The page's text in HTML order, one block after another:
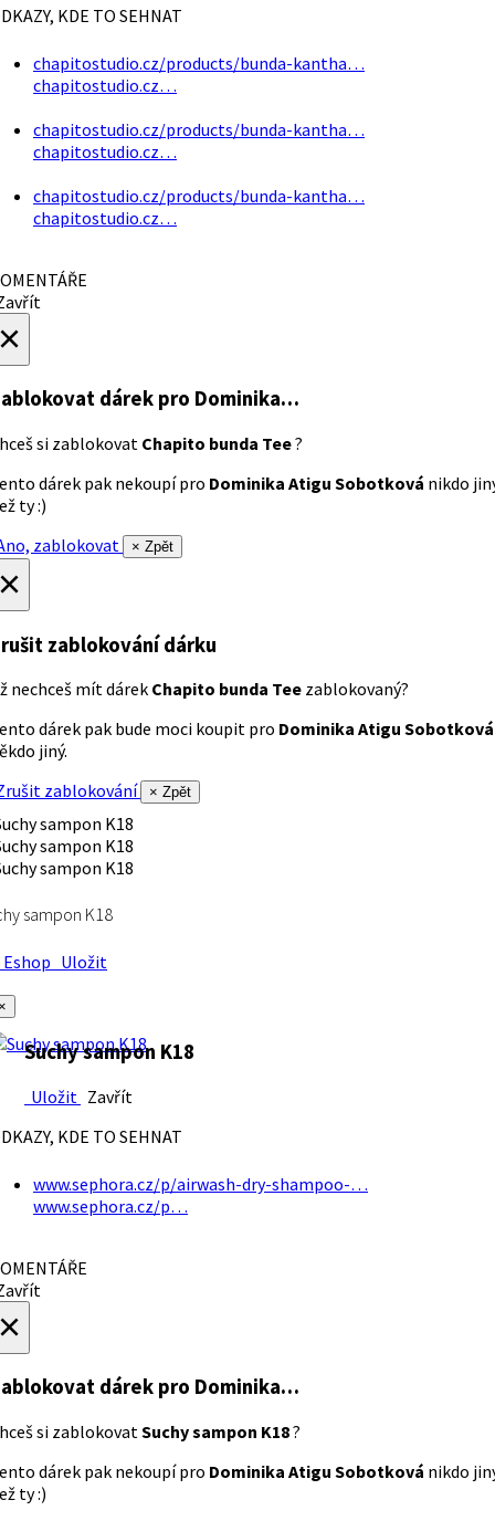
KDE TO SEHNAT
chapitostudio.cz/products/bunda-kantha…
chapitostudio.cz…
chapitostudio.cz/products/bunda-kantha…
chapitostudio.cz…
chapitostudio.cz/products/bunda-kantha…
chapitostudio.cz…
dárek pro Dominika…
si zablokovat Chapito bunda Tee?
dárek pak nekoupí pro Dominika Atigu Sobotková nikdo
ty :)
zablokovat
× Zpět
zablokování dárku
nechceš mít dárek Chapito bunda Tee zablokovaný?
dárek pak bude moci koupit pro Dominika Atigu Sobotková
jiný.
zablokování
× Zpět
sampon K18
Uložit
Suchy sampon K18
Uložit Zavřít
KDE TO SEHNAT
www.sephora.cz/p/airwash-dry-shampoo-…
www.sephora.cz/p…
dárek pro Dominika…
si zablokovatSuchy sampon K18?
dárek pak nekoupí pro Dominika Atigu Sobotková nikdo
ty :)